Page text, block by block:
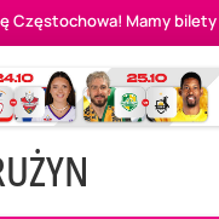
Częstochowa! Mamy